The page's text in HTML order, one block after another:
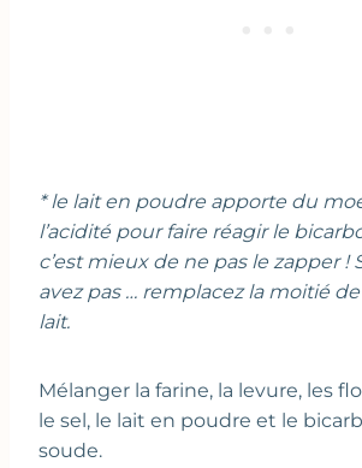
* le lait en poudre apporte du
l’acidité pour faire réagir le
c’est mieux de ne pas le zapper !
avez pas … remplacez la moitié de
lait.
Mélanger la farine, la levure, les
le sel, le lait en poudre et le
soude.